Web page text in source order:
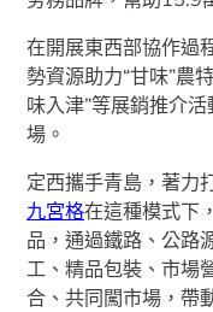
在開展東西部協作過
勢資源助力“甘味”農
味入津”等展銷推介
場。
定西攜手青島，著力
九宮格在這種模式下
品，通過鐵路、公路
工、精品包裝、市場
合、共同闖市場，帶